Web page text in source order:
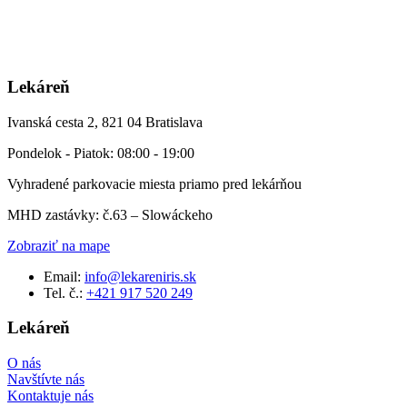
Lekáreň
Ivanská cesta 2, 821 04 Bratislava
Pondelok - Piatok: 08:00 - 19:00
Vyhradené parkovacie miesta priamo pred lekárňou
MHD zastávky: č.63 – Slowáckeho
Zobraziť na mape
Email: info@lekareniris.sk
Tel. č.: +421 917 520 249
Lekáreň
O nás
Navštívte nás
Kontaktuje nás